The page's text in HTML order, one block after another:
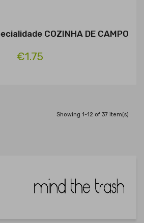
COZINHA DE CAMPO
€1.75
Showing 1-12 of 37 item(s)